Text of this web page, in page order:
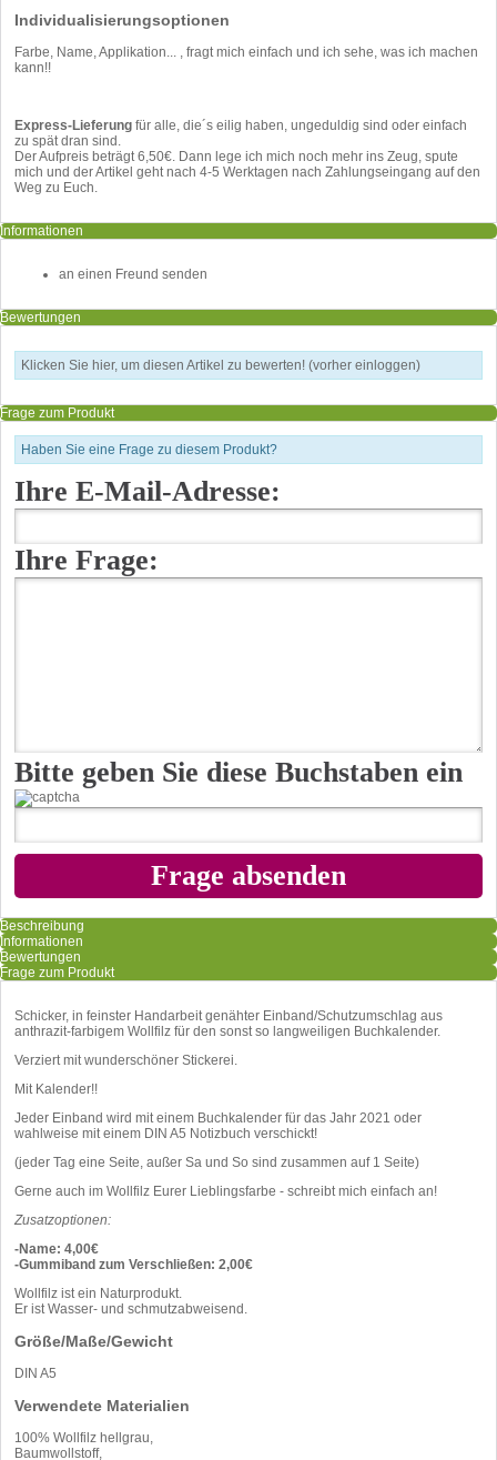
Individualisierungsoptionen
Farbe, Name, Applikation... , fragt mich einfach und ich sehe, was ich machen
kann!!
Express-Lieferung für alle, die´s eilig haben, ungeduldig sind oder einfach
zu spät dran sind.
Der Aufpreis beträgt 6,50€. Dann lege ich mich noch mehr ins Zeug, spute
mich und der Artikel geht nach 4-5 Werktagen nach Zahlungseingang auf den
Weg zu Euch.
Informationen
an einen Freund senden
Bewertungen
Klicken Sie hier, um diesen Artikel zu bewerten! (vorher einloggen)
Frage zum Produkt
Haben Sie eine Frage zu diesem Produkt?
Ihre E-Mail-Adresse:
Ihre Frage:
Bitte geben Sie diese Buchstaben ein
Beschreibung
Informationen
Bewertungen
Frage zum Produkt
Schicker, in feinster Handarbeit genähter Einband/Schutzumschlag aus
anthrazit-farbigem Wollfilz für den sonst so langweiligen Buchkalender.
Verziert mit wunderschöner Stickerei.
Mit Kalender!!
Jeder Einband wird mit einem Buchkalender für das Jahr 2021 oder
wahlweise mit einem DIN A5 Notizbuch verschickt!
(jeder Tag eine Seite, außer Sa und So sind zusammen auf 1 Seite)
Gerne auch im Wollfilz Eurer Lieblingsfarbe - schreibt mich einfach an!
Zusatzoptionen:
-Name: 4,00€
-Gummiband zum Verschließen: 2,00€
Wollfilz ist ein Naturprodukt.
Er ist Wasser- und schmutzabweisend.
Größe/Maße/Gewicht
DIN A5
Verwendete Materialien
100% Wollfilz hellgrau,
Baumwollstoff,